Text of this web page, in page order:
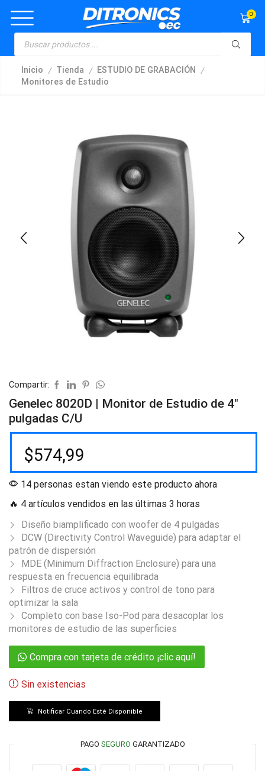
0
Inicio / Tienda / ESTUDIO DE GRABACIÓN /
Monitores de Estudio
Compartir:
Genelec 8020D | Monitor de Estudio de 4″
pulgadas C/U
$574,99
14 personas estan viendo este producto ahora
🔥 4 artículos vendidos en las últimas 3 horas
Diseño biamplificado con woofer de 4 pulgadas
DCW (Directivity Control Waveguide) para adaptar el
patrón de dispersión
MDE (Minimum Diffraction Enclosure) para una
respuesta en frecuencia equilibrada
Filtros de cruce activos y control de tono para
optimizar la sala
Completo con base Iso-Pod para desacoplar los
monitores de estudio de las superficies
Compra con tarjeta de crédito ¡clic aquí!
Sin existencias
Notificar Cuando Esté Disponible
PAGO SEGURO GARANTIZADO